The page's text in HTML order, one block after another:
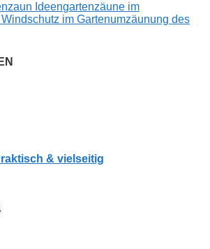
Ideengartenzäune im
im Gartenumzäunung des
& vielseitig